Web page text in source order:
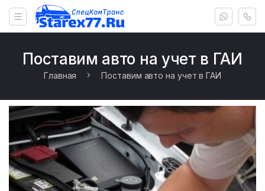
Поставим авто на учет в ГАИ
Главная Поставим авто на учет в ГАИ